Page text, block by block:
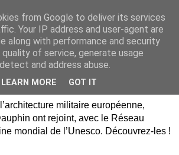
Mont-Dauphin,
Hautes-
militaire européenne,
ont rejoint, avec le Réseau
mondial de l’Unesco. Découvrez-les !
from Google to deliver its services
Your IP address and user-agent are
along with performance and security
of service, generate usage
and address abuse.
LEARN MORE GOT IT